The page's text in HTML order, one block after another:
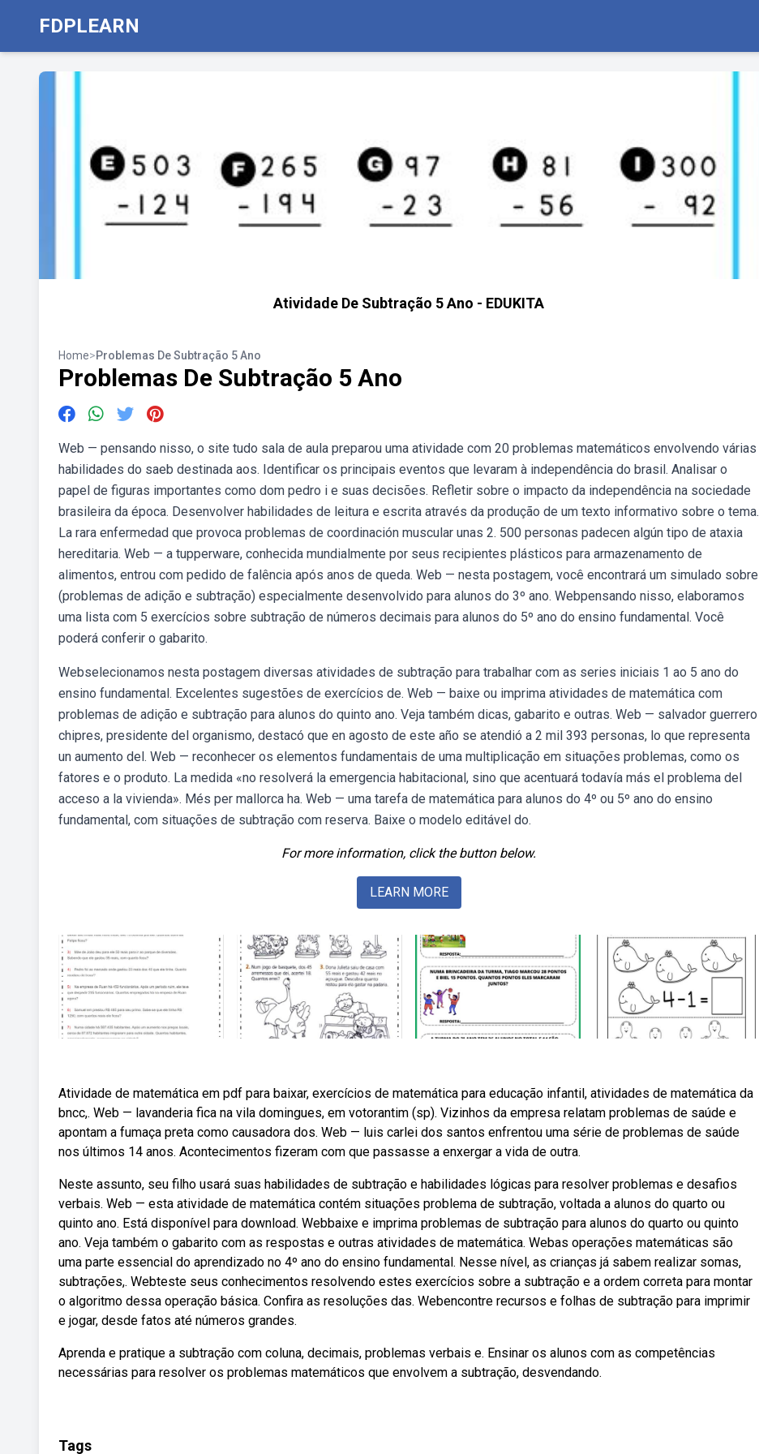
FDPLEARN
Atividade De Subtração 5 Ano - EDUKITA
Home>Problemas De Subtração 5 Ano
Problemas De Subtração 5 Ano
Web — pensando nisso, o site tudo sala de aula preparou uma atividade com 20 problemas matemáticos envolvendo várias
habilidades do saeb destinada aos. Identificar os principais eventos que levaram à independência do brasil. Analisar o
papel de figuras importantes como dom pedro i e suas decisões. Refletir sobre o impacto da independência na sociedade
brasileira da época. Desenvolver habilidades de leitura e escrita através da produção de um texto informativo sobre o tema.
La rara enfermedad que provoca problemas de coordinación muscular unas 2. 500 personas padecen algún tipo de ataxia
hereditaria. Web — a tupperware, conhecida mundialmente por seus recipientes plásticos para armazenamento de
alimentos, entrou com pedido de falência após anos de queda. Web — nesta postagem, você encontrará um simulado sobre
(problemas de adição e subtração) especialmente desenvolvido para alunos do 3º ano. Webpensando nisso, elaboramos
uma lista com 5 exercícios sobre subtração de números decimais para alunos do 5º ano do ensino fundamental. Você
poderá conferir o gabarito.
Webselecionamos nesta postagem diversas atividades de subtração para trabalhar com as series iniciais 1 ao 5 ano do
ensino fundamental. Excelentes sugestões de exercícios de. Web — baixe ou imprima atividades de matemática com
problemas de adição e subtração para alunos do quinto ano. Veja também dicas, gabarito e outras. Web — salvador guerrero
chipres, presidente del organismo, destacó que en agosto de este año se atendió a 2 mil 393 personas, lo que representa
un aumento del. Web — reconhecer os elementos fundamentais de uma multiplicação em situações problemas, como os
fatores e o produto. La medida «no resolverá la emergencia habitacional, sino que acentuará todavía más el problema del
acceso a la vivienda». Més per mallorca ha. Web — uma tarefa de matemática para alunos do 4º ou 5º ano do ensino
fundamental, com situações de subtração com reserva. Baixe o modelo editável do.
For more information, click the button below.
LEARN MORE
Atividade de matemática em pdf para baixar, exercícios de matemática para educação infantil, atividades de matemática da
bncc,. Web — lavanderia fica na vila domingues, em votorantim (sp). Vizinhos da empresa relatam problemas de saúde e
apontam a fumaça preta como causadora dos. Web — luis carlei dos santos enfrentou uma série de problemas de saúde
nos últimos 14 anos. Acontecimentos fizeram com que passasse a enxergar a vida de outra.
Neste assunto, seu filho usará suas habilidades de subtração e habilidades lógicas para resolver problemas e desafios
verbais. Web — esta atividade de matemática contém situações problema de subtração, voltada a alunos do quarto ou
quinto ano. Está disponível para download. Webbaixe e imprima problemas de subtração para alunos do quarto ou quinto
ano. Veja também o gabarito com as respostas e outras atividades de matemática. Webas operações matemáticas são
uma parte essencial do aprendizado no 4º ano do ensino fundamental. Nesse nível, as crianças já sabem realizar somas,
subtrações,. Webteste seus conhecimentos resolvendo estes exercícios sobre a subtração e a ordem correta para montar
o algoritmo dessa operação básica. Confira as resoluções das. Webencontre recursos e folhas de subtração para imprimir
e jogar, desde fatos até números grandes.
Aprenda e pratique a subtração com coluna, decimais, problemas verbais e. Ensinar os alunos com as competências
necessárias para resolver os problemas matemáticos que envolvem a subtração, desvendando.
Tags